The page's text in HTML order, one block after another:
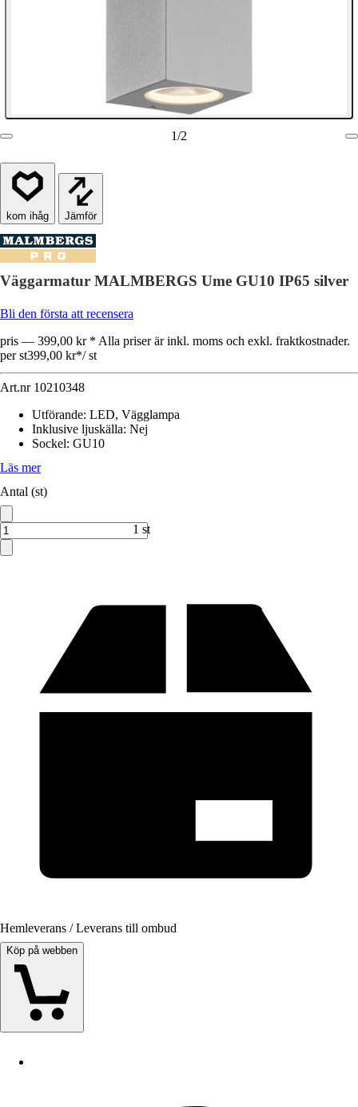
1/2
Jämför
Väggarmatur MALMBERGS Ume GU10 IP65 silver
Bli den första att recensera
pris — 399,00 kr * Alla priser är inkl. moms och exkl. fraktkostnader.
per st399,00 kr*/ st
Art.nr 10210348
Utförande: LED, Vägglampa
Inklusive ljuskälla: Nej
Sockel: GU10
Läs mer
Antal (st)
1 st
Hemleverans / Leverans till ombud
Köp på webben